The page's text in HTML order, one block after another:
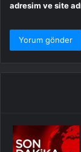
adresim ve site